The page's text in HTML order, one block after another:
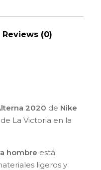
Reviews (0)
2020 de Nike
La Victoria en la
hombre está
ligeros y